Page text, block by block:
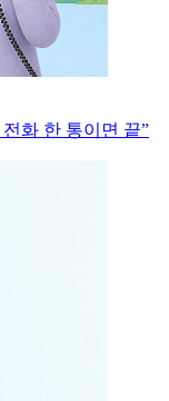
화 한 통이면 끝”